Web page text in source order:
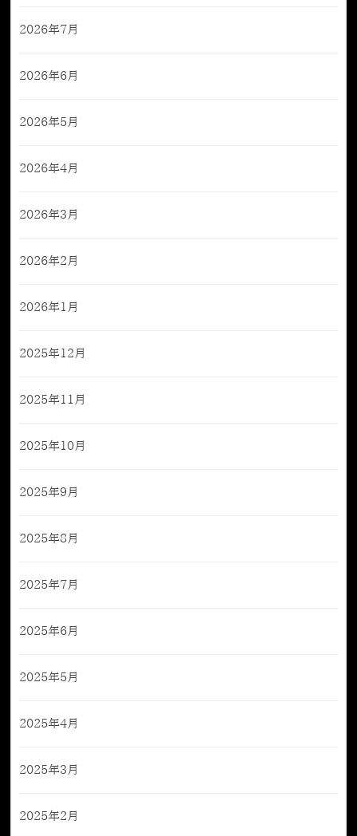
2026年7月
2026年6月
2026年5月
2026年4月
2026年3月
2026年2月
2026年1月
2025年12月
2025年11月
2025年10月
2025年9月
2025年8月
2025年7月
2025年6月
2025年5月
2025年4月
2025年3月
2025年2月